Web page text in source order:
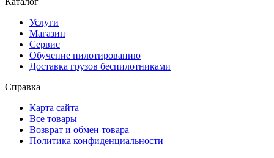
Услуги
Магазин
Сервис
Обучение пилотированию
Доставка грузов беспилотниками
Справка
Карта сайта
Все товары
Возврат и обмен товара
Политика конфиденциальности